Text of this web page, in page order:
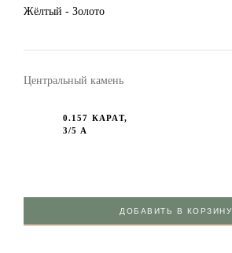
Жёлтый - Золото
Центральный камень
0.157 КАРАТ,
3/5 А
ДОБАВИТЬ В КОРЗИНУ